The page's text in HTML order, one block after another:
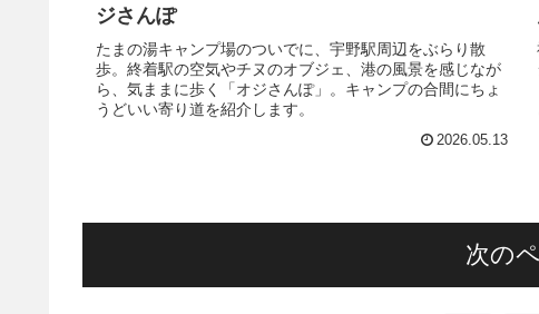
ジさんぽ
たまの湯キャンプ場のついでに、宇野駅周辺をぶらり散
歩。終着駅の空気やチヌのオブジェ、港の風景を感じなが
ら、気ままに歩く「オジさんぽ」。キャンプの合間にちょ
うどいい寄り道を紹介します。
2026.05.13
次の